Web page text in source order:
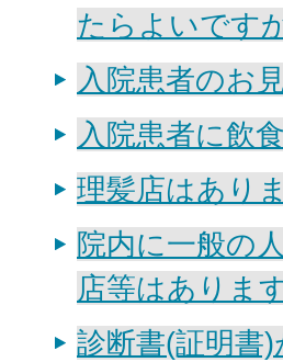
たらよいです
入院患者のお
入院患者に飲
理髪店はあり
院内に一般の
店等はありま
診断書(証明書